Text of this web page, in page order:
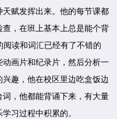
赋发挥出来。他的每节课都
，在班上基本上总是能个背
读和词汇已经有了不错的
画片和纪录片，然后分析一
趣，他在校区里边吃盒饭边
，他都能背诵下来，有大量
习过程中积累的。